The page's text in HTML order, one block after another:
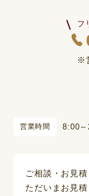
フ
※
営業時間 8:00
ご相談・お見積
ただいまお見